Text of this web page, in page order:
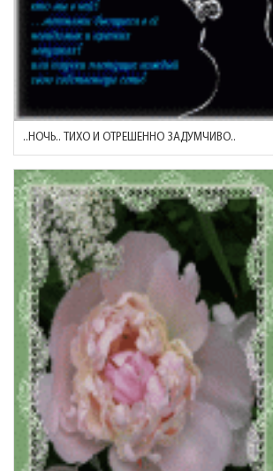
..НОЧЬ.. ТИХО И ОТРЕШЕННО ЗАДУМЧИВО..